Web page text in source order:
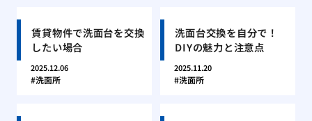
賃貸物件で洗面台を交換
したい場合
2025.12.06
洗面所
洗面台交換を自分で！
DIYの魅力と注意点
2025.11.20
洗面所